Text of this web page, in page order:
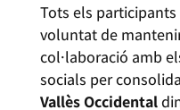
Tots els
voluntat de
col·laboració amb
socials per
Vallès Occidental